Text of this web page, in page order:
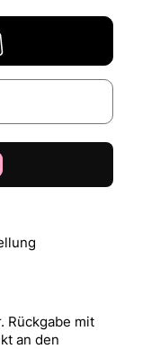
Rückgabe mit
an den